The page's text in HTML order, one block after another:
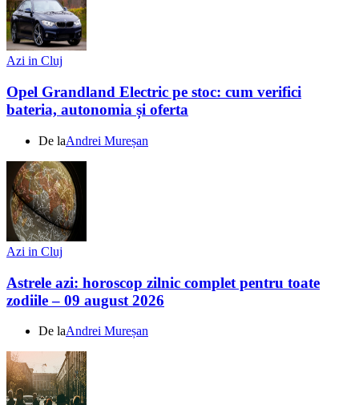
Azi in Cluj
Opel Grandland Electric pe stoc: cum verifici
bateria, autonomia și oferta
De laAndrei Mureșan
Azi in Cluj
Astrele azi: horoscop zilnic complet pentru toate
zodiile – 09 august 2026
De laAndrei Mureșan